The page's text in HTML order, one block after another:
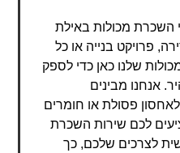
השכרת מכולות באילת
פרויקט בנייה או כל
שלנו כאן כדי לספק
אנחנו מבינים
פסולת או חומרים
לכם שירות השכרת
לצרכים שלכם, כך